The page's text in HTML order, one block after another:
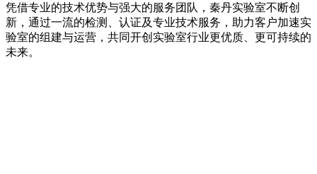
凭借专业的技术优势与强大的服务团队，秦丹实验室不断创
新，通过一流的检测、认证及专业技术服务，助力客户加速实
验室的组建与运营，共同开创实验室行业更优质、更可持续的
未来。